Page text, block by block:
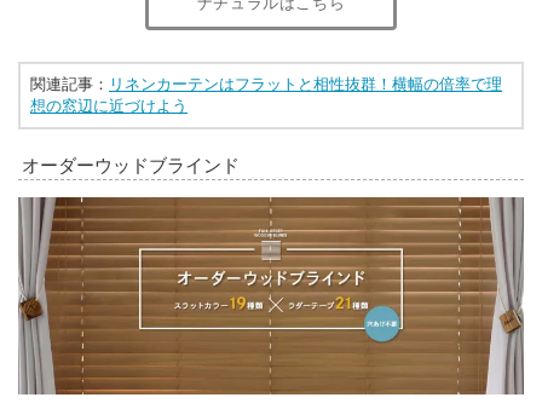
関連記事： リネンカーテンはフラットと相性抜群！横幅の倍率で理
想の窓辺に近づけよう
オーダーウッドブラインド